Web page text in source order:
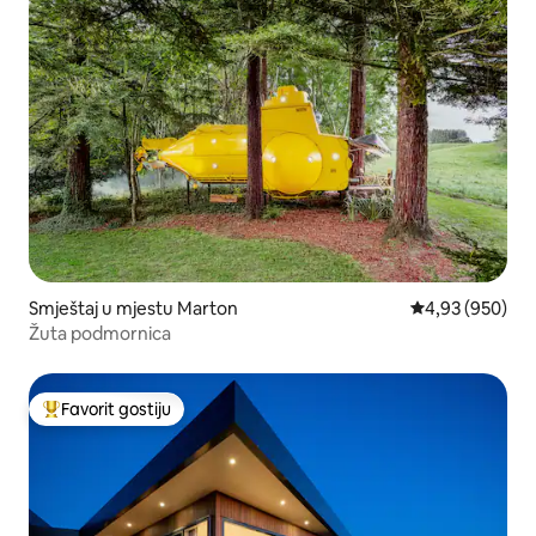
Smještaj u mjestu Marton prosječna
4,93 (950)
Žuta podmornica
Glavni favorit gostiju
Favorit gostiju